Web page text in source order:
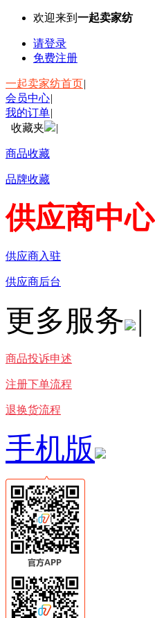
欢迎来到 一起卖家纺
请登录
免费注册
一起卖家纺首页|
会员中心|
我的订单|
收藏夹
|
商品收藏
品牌收藏
供应商中心
供应商入驻
供应商后台
更多服务 |
商品投诉申述
注册下单流程
退换货流程
手机版